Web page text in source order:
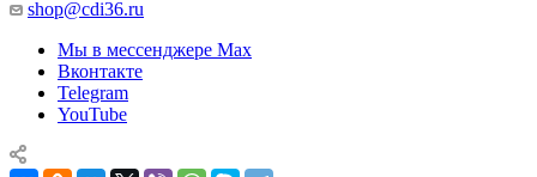
shop@cdi36.ru
Мы в мессенджере Max
Вконтакте
Telegram
YouTube